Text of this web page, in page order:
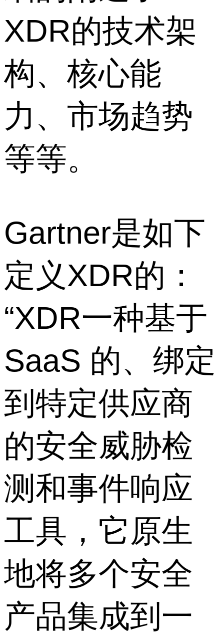
XDR的技术架
构、核心能
力、市场趋势
等等。
Gartner是如下
定义XDR的：
“XDR一种基于
SaaS 的、绑定
到特定供应商
的安全威胁检
测和事件响应
工具，它原生
地将多个安全
产品集成到一